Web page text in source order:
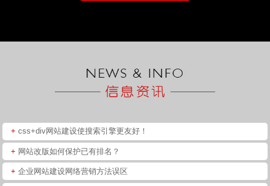
+ css+div网站建设使搜索引擎更友好！
+ 网站改版如何保护已有排名？
+ 企业网站建设网络营销方法误区